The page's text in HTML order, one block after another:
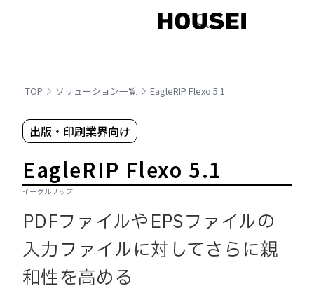
TOP ソリューション一覧 EagleRIP Flexo 5.1
出版・印刷業界向け
EagleRIP Flexo 5.1
イーグルリップ
PDFファイルやEPSファイルの
入力ファイルに対してさらに親
和性を高める